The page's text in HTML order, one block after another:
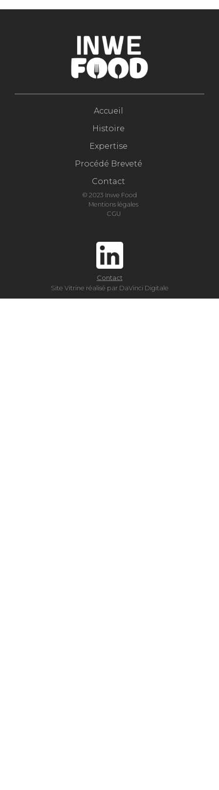
Accueil
Histoire
Expertise
Procédé Breveté
Contact
© 2023 Inwe Food
Mentions légales
CGU
Site Vitrine réalisé par DaVinci Digitale
Contact